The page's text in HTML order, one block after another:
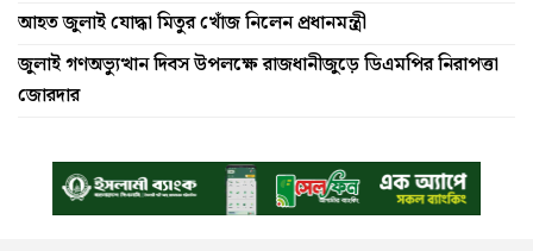
আহত জুলাই যোদ্ধা মিতুর খোঁজ নিলেন প্রধানমন্ত্রী
জুলাই গণঅভ্যুত্থান দিবস উপলক্ষে রাজধানীজুড়ে ডিএমপির নিরাপত্তা
জোরদার